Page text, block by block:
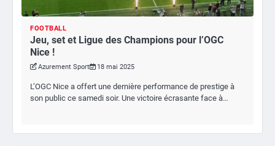
FOOTBALL
Jeu, set et Ligue des Champions pour l’OGC
Nice !
Azurement Sport 18 mai 2025
L’OGC Nice a offert une dernière performance de prestige à
son public ce samedi soir. Une victoire écrasante face à…